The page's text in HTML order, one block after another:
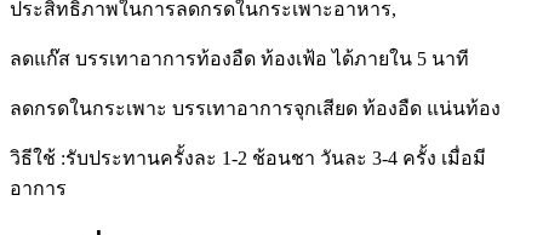
ประสิทธิภาพในการลดกรดในกระเพาะอาหาร,
ลดแก๊ส บรรเทาอาการท้องอืด ท้องเฟ้อ ได้ภายใน 5 นาที
ลดกรดในกระเพาะ บรรเทาอาการจุกเสียด ท้องอืด แน่นท้อง
วิธีใช้ :รับประทานครั้งละ 1-2 ช้อนชา วันละ 3-4 ครั้ง เมื่อมี
อาการ